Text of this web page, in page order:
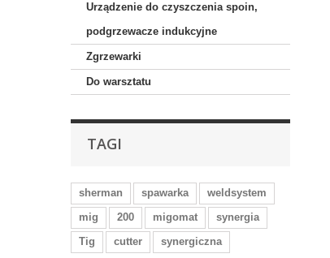
Urządzenie do czyszczenia spoin,
podgrzewacze indukcyjne
Zgrzewarki
Do warsztatu
TAGI
sherman spawarka
weldsystem
mig
200 migomat
synergia
Tig
cutter synergiczna